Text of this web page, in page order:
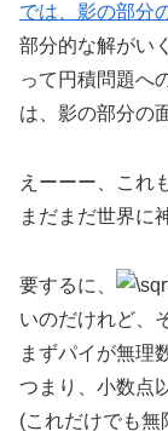
部分的な解がい
って円積問題へ
は、影の部分の
えーーー、これ
まだまだ世界に
要するに、
いのだけれど、
まずパイが無理
つまり、小数点
(これだけでも無